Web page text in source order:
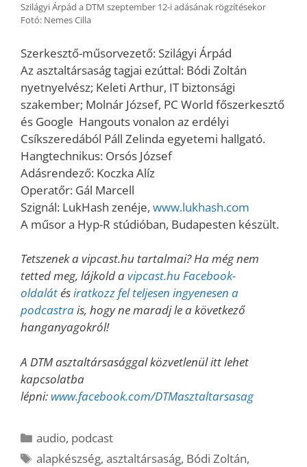
Szilágyi Árpád a DTM szeptember 12-i adásának rögzítésekor
Fotó: Nemes Cilla
Szerkesztő-műsorvezető: Szilágyi Árpád
Az asztaltársaság tagjai ezúttal: Bódi Zoltán
nyetnyelvész; Keleti Arthur, IT biztonsági
szakember; Molnár József, PC World főszerkesztő
és Google Hangouts vonalon az erdélyi
Csíkszeredából Páll Zelinda egyetemi hallgató.
Hangtechnikus: Orsós József
Adásrendező: Koczka Alíz
Operatőr: Gál Marcell
Szignál: LukHash zenéje, www.lukhash.com
A műsor a Hyp-R stúdióban, Budapesten készült.
Tetszenek a vipcast.hu tartalmai? Ha még nem
tetted meg, lájkold avipcast.hu Facebook-
oldalátésiratkozz fel teljesen ingyenesen a
podcastrais, hogy ne maradj le a következő
hanganyagokról!
A DTM asztaltársasággal közvetlenül itt lehet
kapcsolatba
lépni: www.facebook.com/DTMasztaltarsasag
Kategória
audio, podcast
Címkék
alapkészség,asztaltársaság, Bódi Zoltán,